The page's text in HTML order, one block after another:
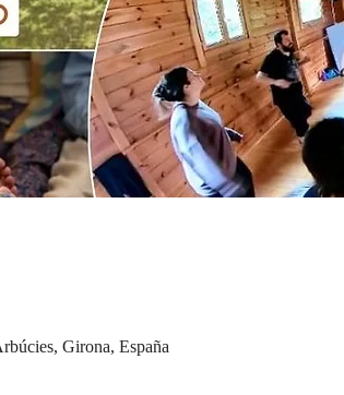
Girona, España